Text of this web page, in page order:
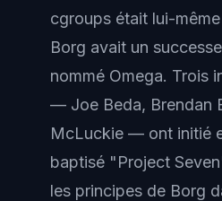
cgroups était lui-
Borg avait un
nommé Omega. Trois
— Joe Beda, Brendan
McLuckie — ont initié
baptisé "Project
les principes de Borg